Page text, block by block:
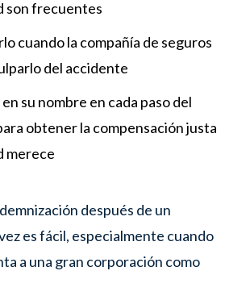
son frecuentes
cuando la compañía de seguros
del accidente
en su nombre en cada paso del
obtener la compensación justa
merece
después de un
es fácil, especialmente cuando
a una gran corporación como